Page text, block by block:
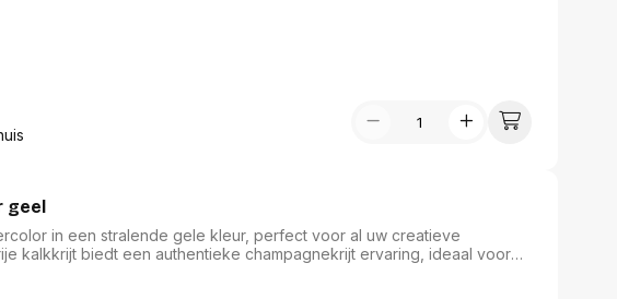
en onderhoud. Een waardevolle aanvulling op de
geel
in een stralende gele kleur, perfect voor al uw creatieve
kalkkrijt biedt een authentieke champagnekrijt ervaring, ideaal voor
uitstekende keuze is voor schoolmateriaal en thuisgebruik. Dit product